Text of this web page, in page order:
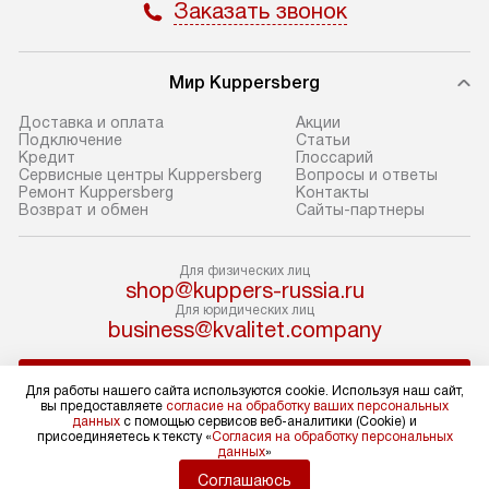
В оговоренный день служба
требуется перенос прибора
до двери квартиры или до места
установки, предварительно
согласуйте это с менеджером.
За данную услугу взимается
они не позволяют пронести его
через дверной проем,
то сотрудники транспортной
службы не смогут демонтировать
дверцы, ручки или другие
выступающие элементы, так как это
может повлечь отказ в проведении
гарантийного ремонта в будущем.
нишу или на
запуск и
консультация
В стандартную
не входят:
коммуникаций,
материалы,
Заказать звонок
Мир Kuppersberg
Доставка и оплата
Подключение
Кредит
Сервисные центры Kuppersberg
Ремонт Kuppersberg
Возврат и обмен
Акции
Cтатьи
Глоссарий
Вопросы и ответы
Контакты
Сайты-партнеры
Для физических лиц
shop@kuppers-russia.ru
Для юридических лиц
business@kvalitet.company
Политика конфиденциальности
Условия продажи
Карта сайта
Для работы нашего сайта используются cookie. Используя наш сайт,
вы предоставляете согласие на обработку ваших персональных
данных с помощью сервисов веб-аналитики (Cookie) и
присоединяетесь к тексту «Согласия на обработку персональных
данных»
Соглашаюсь